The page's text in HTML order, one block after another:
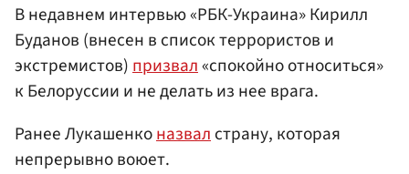
В недавнем интервью «РБК-Украина» Кирилл
Буданов (внесен в список террористов и
экстремистов)призвал«спокойно относиться»
к Белоруссии и не делать из нее врага.
Ранее Лукашенконазвалстрану, которая
непрерывно воюет.